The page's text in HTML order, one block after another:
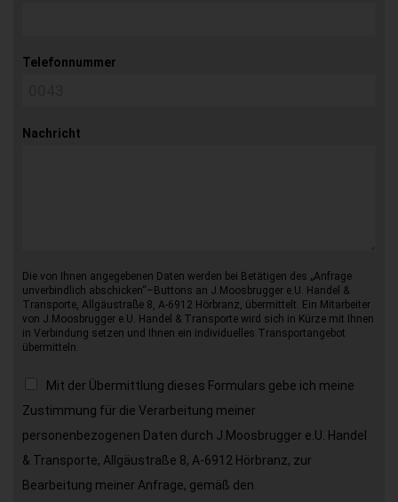
Telefonnummer
Nachricht
Die von Ihnen angegebenen Daten werden bei Betätigen des „Anfrage
unverbindlich abschicken“–Buttons an J.Moosbrugger e.U. Handel &
Transporte, Allgäustraße 8, A-6912 Hörbranz, übermittelt. Ein Mitarbeiter
von J.Moosbrugger e.U. Handel & Transporte wird sich in Kürze mit Ihnen
in Verbindung setzen und Ihnen ein individuelles Transportangebot
übermitteln.
Mit der Übermittlung dieses Formulars gebe ich meine
Zustimmung für die Verarbeitung meiner
personenbezogenen Daten durch J.Moosbrugger e.U. Handel
& Transporte, Allgäustraße 8, A-6912 Hörbranz, zur
Bearbeitung meiner Anfrage, gemäß den